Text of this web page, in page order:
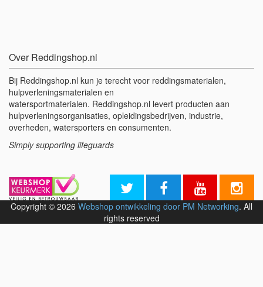
Over Reddingshop.nl
Bij Reddingshop.nl kun je terecht voor reddingsmaterialen,
hulpverleningsmaterialen en
watersportmaterialen. Reddingshop.nl levert producten aan
hulpverleningsorganisaties, opleidingsbedrijven, industrie,
overheden, watersporters en consumenten.
Simply supporting lifeguards
Copyright © 2026 Webshop ontwikkeling door PM Networking. All
rights reserved